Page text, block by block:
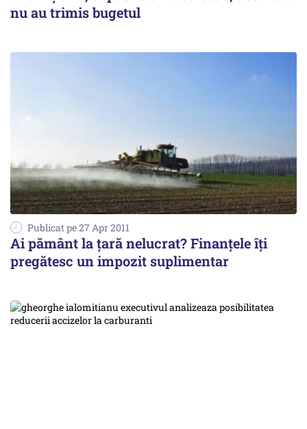
nu au trimis bugetul
Publicat pe 27 Apr 2011
Ai pământ la țară nelucrat? Finanțele îți
pregătesc un impozit suplimentar